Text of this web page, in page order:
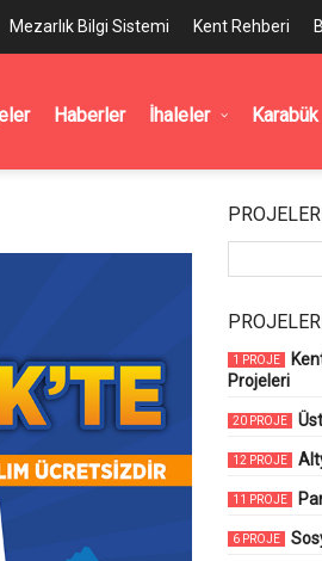
Mezarlık Bilgi Sistemi Kent Rehberi
Haberler İhaleler Karabük
1 PROJE
Projeleri
20 PROJE
12 PROJE
11 PROJE
6 PROJE